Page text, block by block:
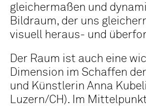
gleichermaßen und
Bildraum, der uns
visuell heraus- und
Der Raum ist auch eine
Dimension im Schaffen
und Künstlerin Anna
Luzern/CH). Im